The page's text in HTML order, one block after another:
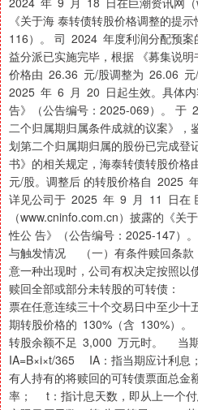
《关于海 泰转债转股价格调整的提
116）。 司 2024 年度利润分配预
益分派已实施完毕，根据 《募集说
价格由 26.36 元/股调整为 26.06 元
2025 年 6 月 20 日起生效。具体
告》（公告编号：2025-069）。 于
二个归属期归属条件成就的议案》
划第二个归属期归属的股份已完成登
书》的相关规定，海泰转债转股价
元/股。调整后 的转股价格自 2025
详见公司于 2025 年 9 月 11 日在
（www.cninfo.com.cn）披露的《关
性公 告》（公告编号：2025-147）
与触发情况 （一）有条件赎回条
意一种出现时，公司有权决定按照以
赎回全部或部分未转股的可转债：
票在任意连续三十个交易日中至少十
期转股价格的 130%（含 130%）
转股余额不足 3,000 万元时。 当期
IA=B×i×t/365 IA：指当期应计利
有人持有的将赎回的可转债票面总
率； t：指计息天数，即从上一个付